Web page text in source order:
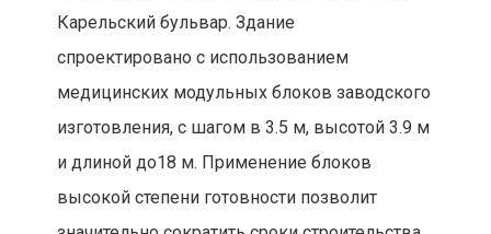
Карельский бульвар. Здание
спроектировано с использованием
медицинских модульных блоков заводского
изготовления, с шагом в 3.5 м, высотой 3.9 м
и длиной до18 м. Применение блоков
высокой степени готовности позволит